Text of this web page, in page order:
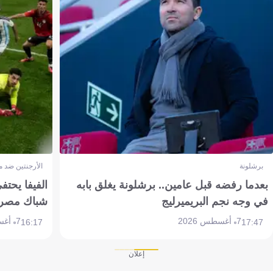
برشلونة
بعدما رفضه قبل عامين.. برشلونة يغلق بابه
في وجه نجم البريميرليج
17:477 أغسطس 2026
الأرجنتين
الفيفا
شباك
16:177 أغسطس 2026
إعلان